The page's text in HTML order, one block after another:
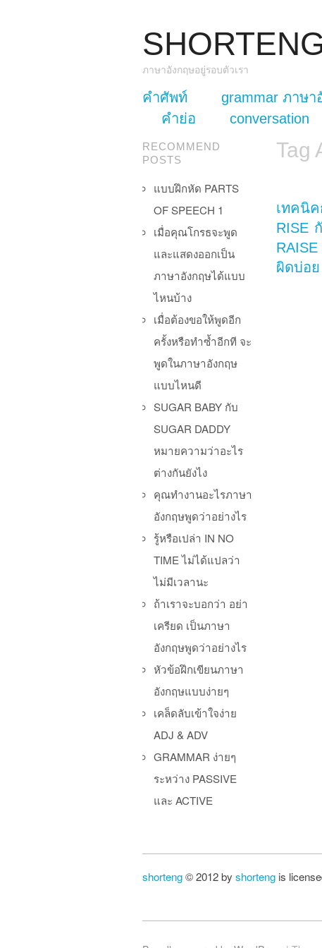
ภาษาอังกฤษอยู่รอบตัวเรา
Main Menu
skip to content
คำศัพท์ grammar ภาษา
คำย่อ
conversation
Tag
เทคนิค
RISE
ผิดบ่อย
RECOMMEND
POSTS
แบบฝึกหัด PARTS
OF SPEECH 1
เมื่อคุณโกรธจะพูด
และแสดงออกเป็น
ภาษาอังกฤษได้แบบ
ไหนบ้าง
เมื่อต้องขอให้พูดอีก
ครั้งหรือทำซ้ำอีกที จะ
พูดในภาษาอังกฤษ
แบบไหนดี
SUGAR BABY กับ
SUGAR DADDY
หมายความว่าอะไร
ต่างกันยังไง
คุณทำงานอะไรภาษา
อังกฤษพูดว่าอย่างไร
รู้หรือเปล่า IN NO
TIME ไม่ได้แปลว่า
ไม่มีเวลานะ
ถ้าเราจะบอกว่า อย่า
เครียด เป็นภาษา
อังกฤษพูดว่าอย่างไร
หัวข้อฝึกเขียนภาษา
อังกฤษแบบง่ายๆ
เคล็ดลับเข้าใจง่าย
ADJ & ADV
GRAMMAR ง่ายๆ
ระหว่าง PASSIVE
และ ACTIVE
shorteng© 2012 by shorteng is